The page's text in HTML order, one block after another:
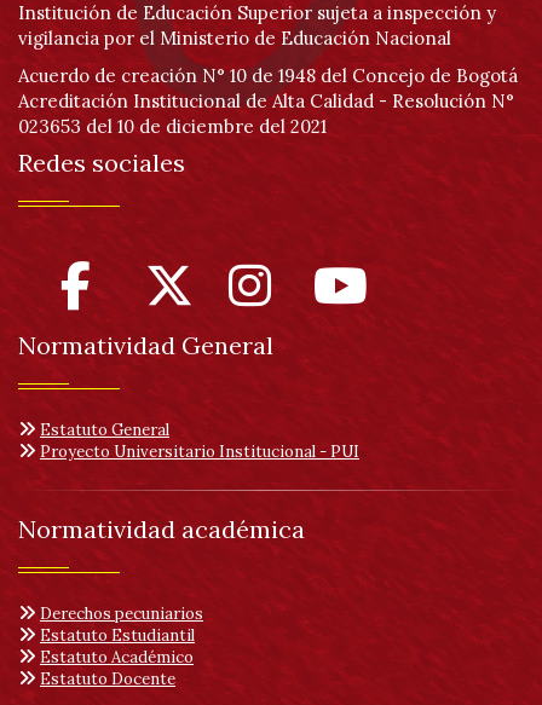
Acuerdo
001
de
1975
Registro
Calificado:
016361
23
(1.56
MB)
Acreditación
de
alta
calidad:
016361
septiembre
de
(1.56
MB)
Institución de Educación Superior sujeta a inspección y
vigilancia por el Ministerio de Educación Nacional
Acuerdo de creación N° 10 de 1948 del Concejo de Bogotá
Acreditación Institucional de Alta Calidad - Resolución N°
023653 del 10 de diciembre del 2021
Redes sociales
Normatividad General
Estatuto General
Proyecto Universitario Institucional - PUI
Normatividad académica
Derechos pecuniarios
Estatuto Estudiantil
Estatuto Académico
Estatuto Docente